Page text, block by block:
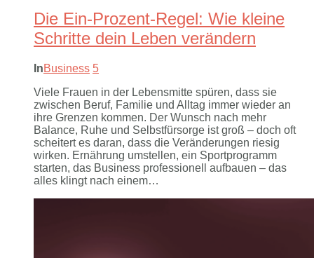
Die Ein-Prozent-Regel: Wie kleine
Schritte dein Leben verändern
InBusiness 5
Viele Frauen in der Lebensmitte spüren, dass sie
zwischen Beruf, Familie und Alltag immer wieder an
ihre Grenzen kommen. Der Wunsch nach mehr
Balance, Ruhe und Selbstfürsorge ist groß – doch oft
scheitert es daran, dass die Veränderungen riesig
wirken. Ernährung umstellen, ein Sportprogramm
starten, das Business professionell aufbauen – das
alles klingt nach einem…